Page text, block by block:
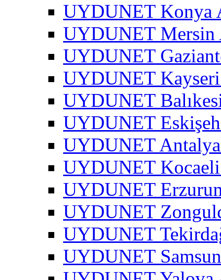
UYDUNET Konya
UYDUNET Mersin
UYDUNET
UYDUNET
UYDUNET
UYDUNET
UYDUNET
UYDUNET
UYDUNET
UYDUNET
UYDUNET
UYDUNET